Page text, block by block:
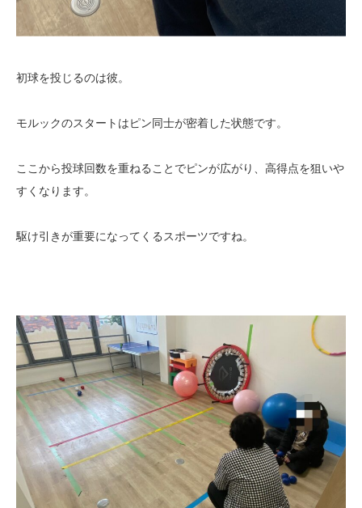
初球を投じるのは彼。
モルックのスタートはピン同士が密着した状態です。
ここから投球回数を重ねることでピンが広がり、高得点を狙いや
すくなります。
駆け引きが重要になってくるスポーツですね。